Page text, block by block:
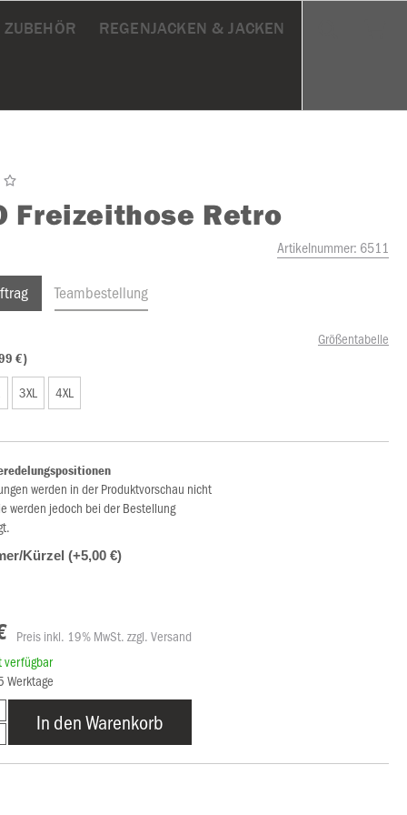
REGENJACKEN & JACKEN
Freizeithose Retro
Artikelnummer: 6511
Teambestellung
Größentabelle
€)
3XL 4XL
werden in der Produktvorschau nicht
werden jedoch bei der Bestellung
Kürzel (+5,00 €)
Preis inkl. 19% MwSt. zzgl. Versand
verfügbar
Werktage
In den Warenkorb